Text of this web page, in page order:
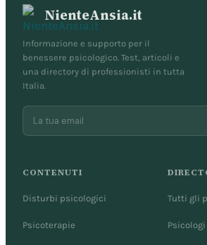
NienteAnsia.it
Informazione e supporto per il
benessere psicologico. Test, articoli e
una directory di professionisti in tutta
Italia.
CONTENUTI
Disturbi psicologici
Psicoterapie
Tutti gli